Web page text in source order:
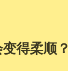
得柔顺？